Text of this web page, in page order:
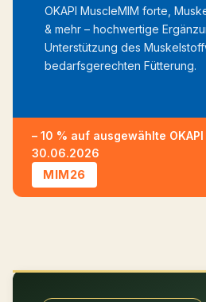
OKAPI MuscleMIM forte,
& mehr – hochwertige
Unterstützung des
bedarfsgerechten Fütterung.
– 10 % auf ausgewählte
30.06.2026
MIM26